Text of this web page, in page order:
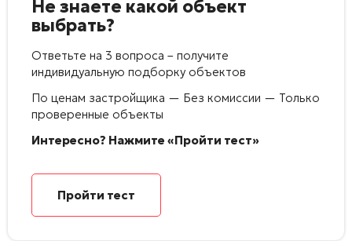
Не знаете какой объект
выбрать?
Ответьте на 3 вопроса – получите
индивидуальную подборку объектов
По ценам застройщика — Без комиссии — Только
проверенные объекты
Интересно? Нажмите «Пройти тест»
Пройти тест